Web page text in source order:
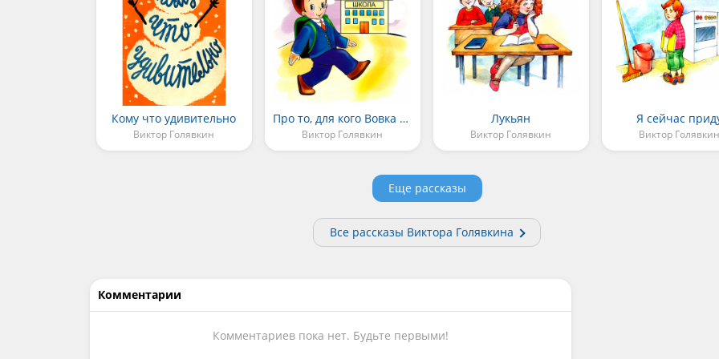
Кому что удивительно
Виктор Голявкин
Про то, для кого Вовка учится
Виктор Голявкин
Лукьян
Виктор Голявкин
Я сейчас
Виктор
Еще рассказы
Все рассказы Виктора Голявкина
Комментарии
Комментариев пока нет. Будьте первыми!